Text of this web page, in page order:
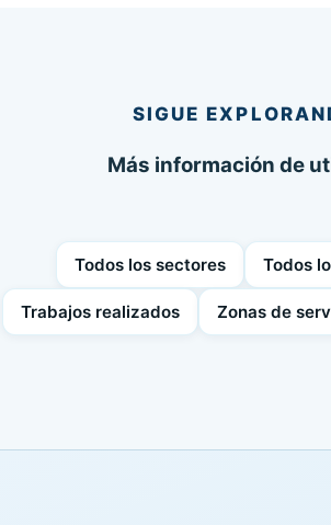
SIGUE
Más información de
Todos los sectores Todos
Trabajos realizados Zonas de